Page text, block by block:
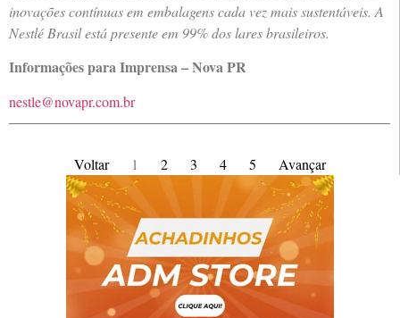
inovações contínuas em embalagens cada vez mais sustentáveis. A
Nestlé Brasil está presente em 99% dos lares brasileiros.
Informações para Imprensa – Nova PR
nestle@novapr.com.br
Voltar 1 2 3 4 5 Avançar